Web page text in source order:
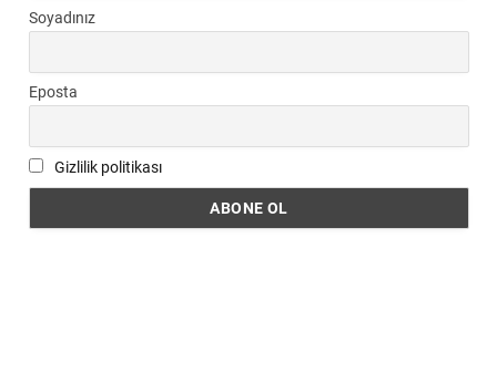
Soyadınız
Eposta
Gizlilik politikası